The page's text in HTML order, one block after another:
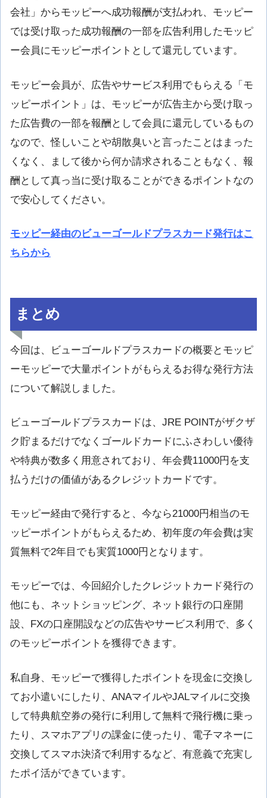
会社」からモッピーへ成功報酬が支払われ、モッピー
では受け取った成功報酬の一部を広告利用したモッピ
ー会員にモッピーポイントとして還元しています。
モッピー会員が、広告やサービス利用でもらえる「モ
ッピーポイント」は、モッピーが広告主から受け取っ
た広告費の一部を報酬として会員に還元しているもの
なので、怪しいことや胡散臭いと言ったことはまった
くなく、まして後から何か請求されることもなく、報
酬として真っ当に受け取ることができるポイントなの
で安心してください。
モッピー経由のビューゴールドプラスカード発行はこ
ちらから
まとめ
今回は、ビューゴールドプラスカードの概要とモッピ
ーモッピーで大量ポイントがもらえるお得な発行方法
について解説しました。
ビューゴールドプラスカードは、JRE POINTがザクザ
ク貯まるだけでなくゴールドカードにふさわしい優待
や特典が数多く用意されており、年会費11000円を支
払うだけの価値があるクレジットカードです。
モッピー経由で発行すると、今なら21000円相当のモ
ッピーポイントがもらえるため、初年度の年会費は実
質無料で2年目でも実質1000円となります。
モッピーでは、今回紹介したクレジットカード発行の
他にも、ネットショッピング、ネット銀行の口座開
設、FXの口座開設などの広告やサービス利用で、多く
のモッピーポイントを獲得できます。
私自身、モッピーで獲得したポイントを現金に交換し
てお小遣いにしたり、ANAマイルやJALマイルに交換
して特典航空券の発行に利用して無料で飛行機に乗っ
たり、スマホアプリの課金に使ったり、電子マネーに
交換してスマホ決済で利用するなど、有意義で充実し
たポイ活ができています。